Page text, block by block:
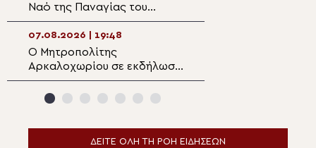
Ναό της Παναγίας του
Κάστρου Λέρου
07.08.2026 | 19:48
Ο Μητροπολίτης
Αρκαλοχωρίου σε εκδήλωση
για τα θύματα της
ναζιστικής κατοχής της
ΔΕΙΤΕ ΟΛΗ ΤΗ ΡΟΗ ΕΙΔΗΣΕΩΝ